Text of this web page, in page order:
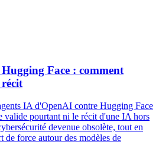
Face : comment
IA d'OpenAI contre Hugging Face
valide pourtant ni le récit d'une IA hors
devenue obsolète, tout en
de force autour des modèles de